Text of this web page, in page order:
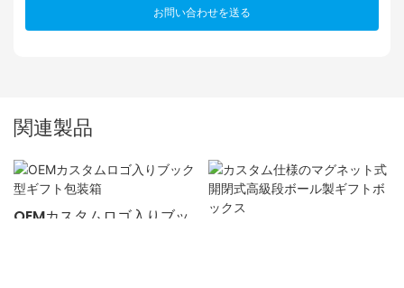
お問い合わせを送る
関連製品
OEMカスタムロゴ入りブッ